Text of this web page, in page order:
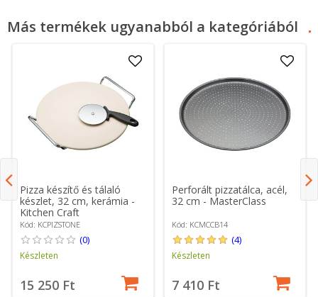
Más termékek ugyanabból a kategóriából
Pizza készítő és tálaló
készlet, 32 cm, kerámia -
Kitchen Craft
Kód: KCPIZSTONE
(0)
Készleten
15 250 Ft
Perforált pizzatálca, acél,
32 cm - MasterClass
Kód: KCMCCB14
(4)
Készleten
7 410 Ft